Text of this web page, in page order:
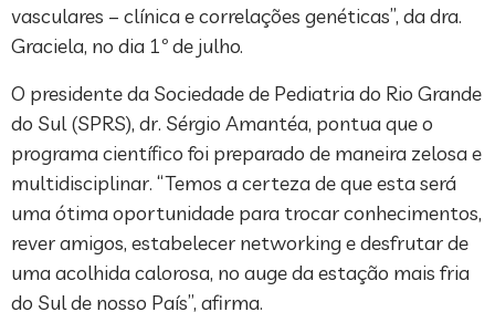
vasculares – clínica e correlações genéticas”, da dra.
Graciela, no dia 1º de julho.
O presidente da Sociedade de Pediatria do Rio Grande
do Sul (SPRS), dr. Sérgio Amantéa, pontua que o
programa científico foi preparado de maneira zelosa e
multidisciplinar. “Temos a certeza de que esta será
uma ótima oportunidade para trocar conhecimentos,
rever amigos, estabelecer networking e desfrutar de
uma acolhida calorosa, no auge da estação mais fria
do Sul de nosso País”, afirma.